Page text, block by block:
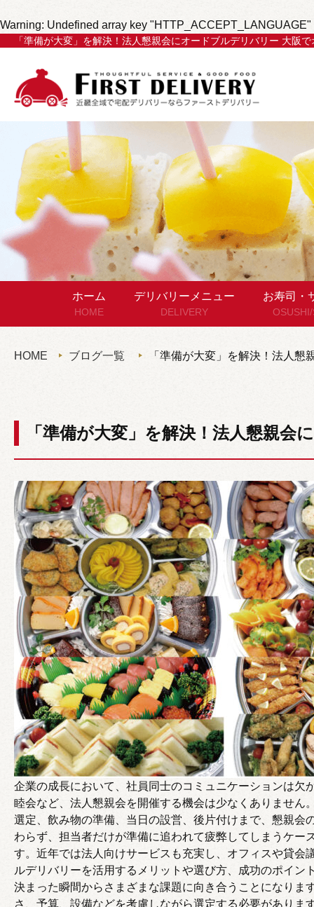
Warning: Undefined array key
「準備が大変」を解決！法人懇親会にオードブルデリバリー 大阪
ホーム
HOME
デリバリーメニュー
DELIVERY
カップディッシュ
*個包装タイプ
ハイグレード
お寿司・
HOME ブログ一覧 「準備が大変」を解決！法人懇
「準備が大変」を解決！法人懇親会
企業の成長において、社員同士のコミュニケーションは
睦会など、法人懇親会を開催する機会は少なくありませ
選定、飲み物の準備、当日の設営、後片付けまで、懇親
わらず、担当者だけが準備に追われて疲弊してしまうケ
す。近年では法人向けサービスも充実し、オフィスや貸
ルデリバリーを活用するメリットや選び方、成功のポイ
決まった瞬間からさまざまな課題に向き合うことになり
さ、予算、設備などを考慮しながら選定する必要があり